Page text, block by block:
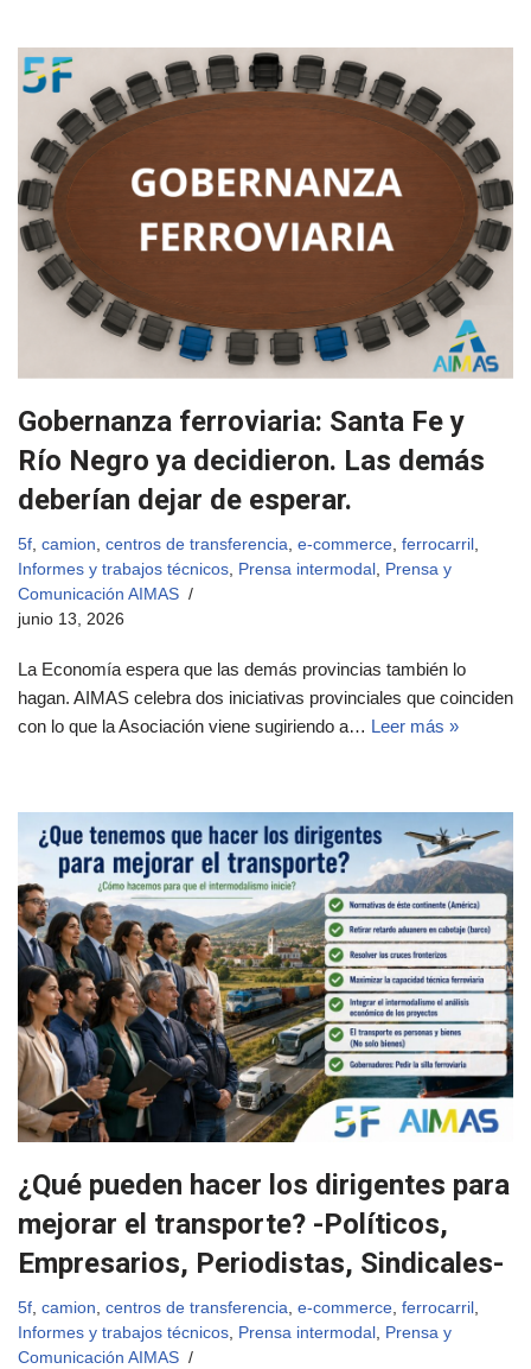
Gobernanza ferroviaria: Santa Fe y
Río Negro ya decidieron. Las demás
deberían dejar de esperar.
5f camion centros de transferencia e-commerce ferrocarril
Informes y trabajos técnicos Prensa intermodal Prensa y
Comunicación AIMAS
junio 13, 2026
La Economía espera que las demás provincias también lo
hagan. AIMAS celebra dos iniciativas provinciales que coinciden
con lo que la Asociación viene sugiriendo a… Leer más »
¿Qué pueden hacer los dirigentes para
mejorar el transporte? -Políticos,
Empresarios, Periodistas, Sindicales-
5f, camion, centros de transferencia, e-commerce, ferrocarril ,
Informes y trabajos técnicos, Prensa intermodal , Prensa y
Comunicación AIMAS